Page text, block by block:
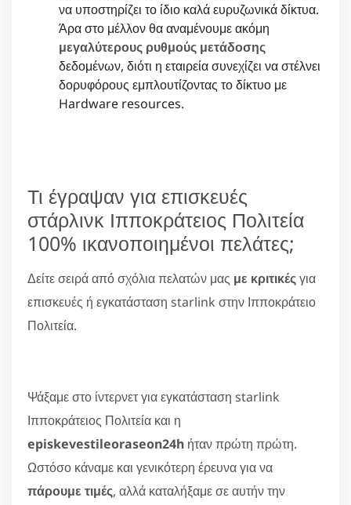
να υποστηρίζει το ίδιο καλά ευρυζωνικά δίκτυα.
Άρα στο μέλλον θα αναμένουμε ακόμη
μεγαλύτερους ρυθμούς μετάδοσης
δεδομένων, διότι η εταιρεία συνεχίζει να στέλνει
δορυφόρους εμπλουτίζοντας το δίκτυο με
Hardware resources.
Τι έγραψαν για επισκευές
στάρλινκ Ιπποκράτειος Πολιτεία
100% ικανοποιημένοι πελάτες;
Δείτε σειρά από σχόλια πελατών μας με κριτικέςγια
επισκευές ή εγκατάσταση starlink στην Ιπποκράτειο
Πολιτεία.
Ψάξαμε στο ίντερνετ για εγκατάσταση starlink
Ιπποκράτειος Πολιτεία και η
episkevestileoraseon24h ήταν πρώτη πρώτη.
Ωστόσο κάναμε και γενικότερη έρευνα για να
πάρουμε τιμές, αλλά καταλήξαμε σε αυτήν την